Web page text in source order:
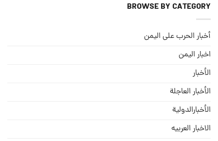
BROWSE BY CATEGORY
أخبار الحرب على اليمن
اخبار اليمن
الأخبار
الأخبار العاجلة
الأخبارالدولية
الاخبار العربيه